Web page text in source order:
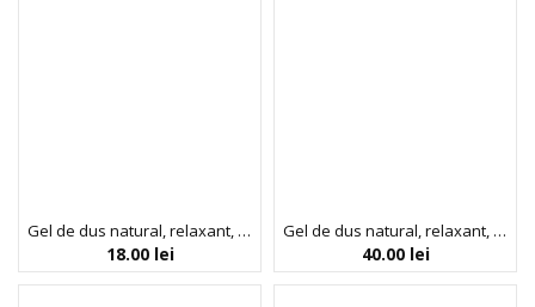
Gel de dus natural, relaxant, cu lavanda si muscata, Faith in Nature, 100ml
18.00 lei
Gel de dus natural, relaxant, cu lavanda si muscata, Faith in Nature, 400ml
40.00 lei